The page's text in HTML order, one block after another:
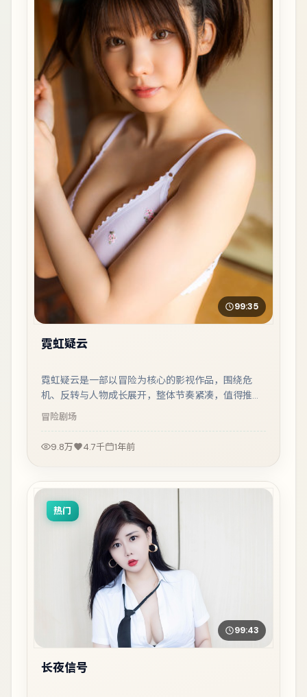
99:35
霓虹疑云
霓虹疑云是一部以冒险为核心的影视作品，围绕危
机、反转与人物成长展开，整体节奏紧凑，值得推荐
观看。
冒险剧场
9.8万 4.7千 1年前
热门
99:43
长夜信号